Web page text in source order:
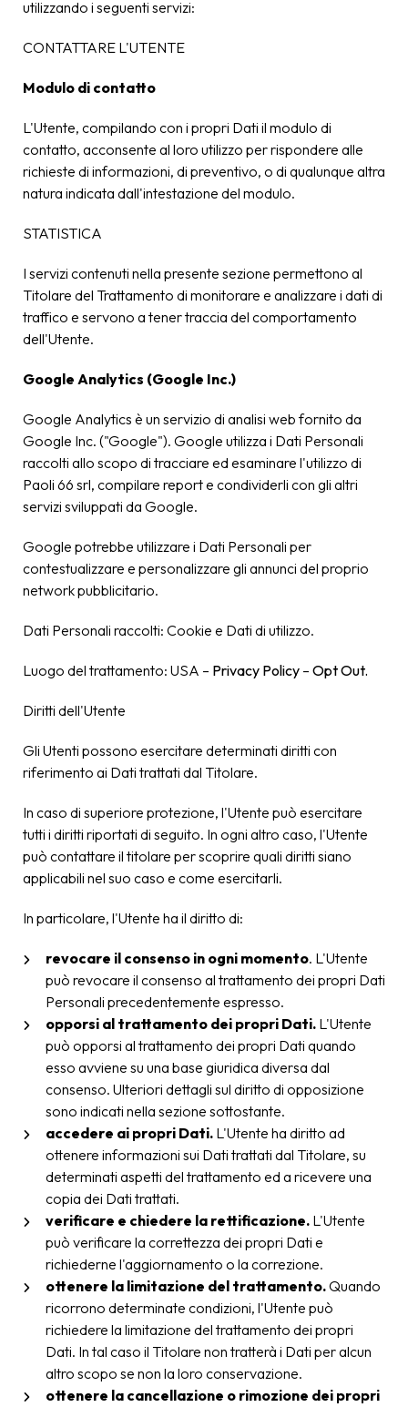
utilizzando i seguenti servizi:
CONTATTARE L'UTENTE
Modulo di contatto
L'Utente, compilando con i propri Dati il modulo di
contatto, acconsente al loro utilizzo per rispondere alle
richieste di informazioni, di preventivo, o di qualunque altra
natura indicata dall'intestazione del modulo.
STATISTICA
I servizi contenuti nella presente sezione permettono al
Titolare del Trattamento di monitorare e analizzare i dati di
traffico e servono a tener traccia del comportamento
dell'Utente.
Google Analytics (Google Inc.)
Google Analytics è un servizio di analisi web fornito da
Google Inc. ("Google"). Google utilizza i Dati Personali
raccolti allo scopo di tracciare ed esaminare l'utilizzo di
Paoli 66 srl, compilare report e condividerli con gli altri
servizi sviluppati da Google.
Google potrebbe utilizzare i Dati Personali per
contestualizzare e personalizzare gli annunci del proprio
network pubblicitario.
Dati Personali raccolti: Cookie e Dati di utilizzo.
Luogo del trattamento: USA – Privacy Policy – Opt Out.
Diritti dell'Utente
Gli Utenti possono esercitare determinati diritti con
riferimento ai Dati trattati dal Titolare.
In caso di superiore protezione, l'Utente può esercitare
tutti i diritti riportati di seguito. In ogni altro caso, l'Utente
può contattare il titolare per scoprire quali diritti siano
applicabili nel suo caso e come esercitarli.
In particolare, l'Utente ha il diritto di:
revocare il consenso in ogni momento. L'Utente
può revocare il consenso al trattamento dei propri Dati
Personali precedentemente espresso.
opporsi al trattamento dei propri Dati. L'Utente
può opporsi al trattamento dei propri Dati quando
esso avviene su una base giuridica diversa dal
consenso. Ulteriori dettagli sul diritto di opposizione
sono indicati nella sezione sottostante.
accedere ai propri Dati. L'Utente ha diritto ad
ottenere informazioni sui Dati trattati dal Titolare, su
determinati aspetti del trattamento ed a ricevere una
copia dei Dati trattati.
verificare e chiedere la rettificazione. L'Utente
può verificare la correttezza dei propri Dati e
richiederne l'aggiornamento o la correzione.
ottenere la limitazione del trattamento.Quando
ricorrono determinate condizioni, l'Utente può
richiedere la limitazione del trattamento dei propri
Dati. In tal caso il Titolare non tratterà i Dati per alcun
altro scopo se non la loro conservazione.
ottenere la cancellazione o rimozione dei propri